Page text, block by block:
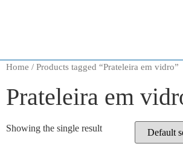
Home / Products tagged “Prateleira em vidro”
Prateleira em
Showing the single result